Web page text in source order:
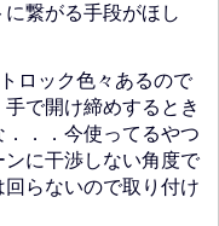
繋がる手段がほし
ロック色々あるので
で開け締めするとき
．．今使ってるやつ
に干渉しない角度で
らないので取り付け